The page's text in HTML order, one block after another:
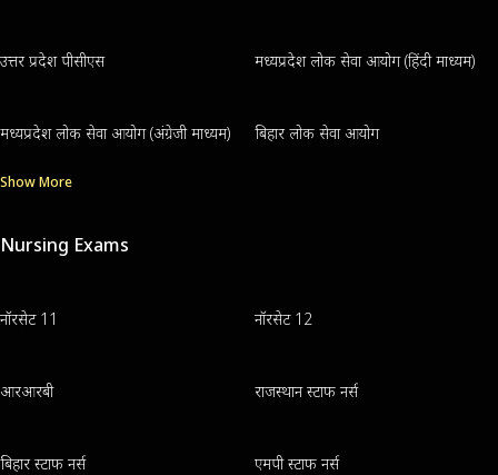
उत्तर प्रदेश पीसीएस मध्यप्रदेश लोक सेवा आयोग (हिंदी माध्यम)
मध्यप्रदेश लोक सेवा आयोग (अंग्रेजी माध्यम) बिहार लोक सेवा आयोग
Show More
Nursing Exams
नॉरसेट 11 नॉरसेट 12
आरआरबी राजस्थान स्टाफ नर्स
बिहार स्टाफ नर्स एमपी स्टाफ नर्स